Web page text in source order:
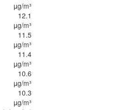
µg/m³
12.1
µg/m³
11.5
µg/m³
11.4
µg/m³
10.6
µg/m³
10.3
µg/m³